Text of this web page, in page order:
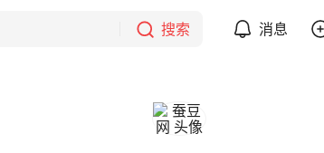
搜索 消息